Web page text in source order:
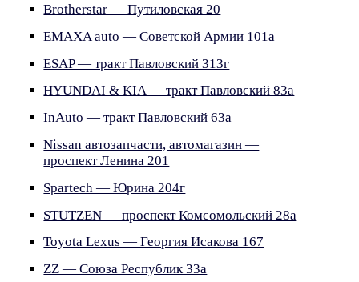
Brotherstar — Путиловская 20
EMAXA auto — Советской Армии 101а
ESAP — тракт Павловский 313г
HYUNDAI & KIA — тракт Павловский 83а
InAuto — тракт Павловский 63а
Nissan автозапчасти, автомагазин —
проспект Ленина 201
Spartech — Юрина 204г
STUTZEN — проспект Комсомольский 28а
Toyota Lexus — Георгия Исакова 167
ZZ — Союза Республик 33а